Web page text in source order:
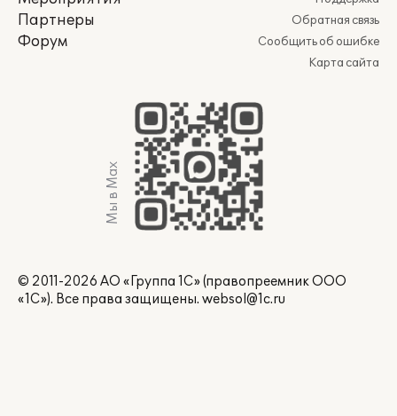
Партнеры
Форум
Обратная связь
Сообщить об ошибке
Карта сайта
Мы в Max
© 2011-2026 АО «Группа 1С» (правопреемник ООО
«1С»). Все права защищены. websol@1c.ru